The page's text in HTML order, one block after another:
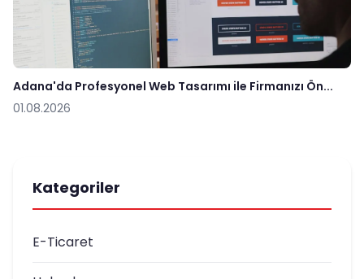
Adana'da Profesyonel Web Tasarımı ile Firmanızı Ön...
01.08.2026
Kategoriler
E-Ticaret